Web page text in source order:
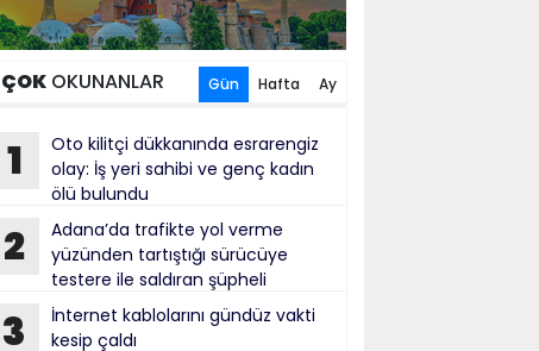
ÇOK OKUNANLAR Gün Hafta Ay
1
Oto kilitçi dükkanında esrarengiz
olay: İş yeri sahibi ve genç kadın
ölü bulundu
2
Adana’da trafikte yol verme
yüzünden tartıştığı sürücüye
testere ile saldıran şüpheli
tutuklandı
3
İnternet kablolarını gündüz vakti
kesip çaldı